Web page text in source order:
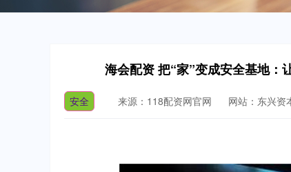
海会配资 把“家”变成安全基地：
安全 来源：118配资网官网 网站：东兴资